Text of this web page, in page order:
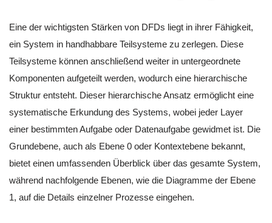
Eine der wichtigsten Stärken von DFDs liegt in ihrer Fähigkeit,
ein System in handhabbare Teilsysteme zu zerlegen. Diese
Teilsysteme können anschließend weiter in untergeordnete
Komponenten aufgeteilt werden, wodurch eine hierarchische
Struktur entsteht. Dieser hierarchische Ansatz ermöglicht eine
systematische Erkundung des Systems, wobei jeder Layer
einer bestimmten Aufgabe oder Datenaufgabe gewidmet ist. Die
Grundebene, auch als Ebene 0 oder Kontextebene bekannt,
bietet einen umfassenden Überblick über das gesamte System,
während nachfolgende Ebenen, wie die Diagramme der Ebene
1, auf die Details einzelner Prozesse eingehen.